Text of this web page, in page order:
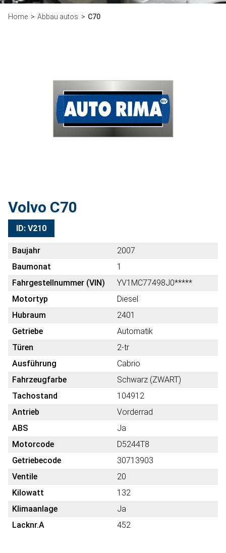
Home Abbau autos C70
Volvo C70
ID: V210
Baujahr
2007
Baumonat
1
Fahrgestellnummer (VIN)
YV1MC77498J0*****
Motortyp
Diesel
Hubraum
2401
Getriebe
Automatik
Türen
2-tr
Ausführung
Cabrio
Fahrzeugfarbe
Schwarz (ZWART)
Tachostand
104912
Antrieb
Vorderrad
ABS
Ja
Motorcode
D5244T8
Getriebecode
30713903
Ventile
20
Kilowatt
132
Klimaanlage
Ja
Lacknr.A
452